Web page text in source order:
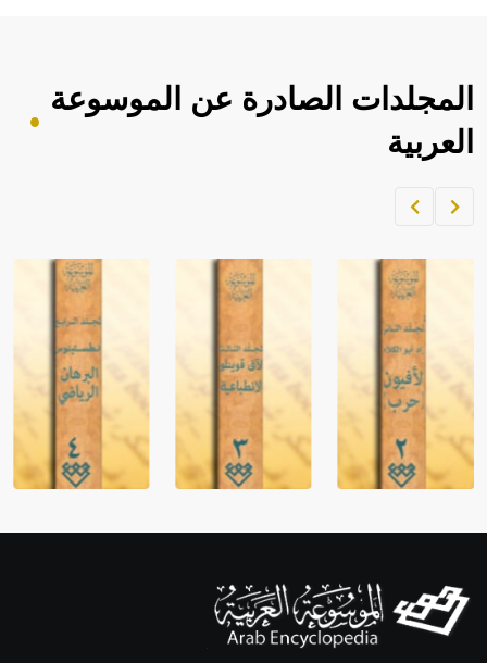
المجلدات الصادرة عن الموسوعة
العربية